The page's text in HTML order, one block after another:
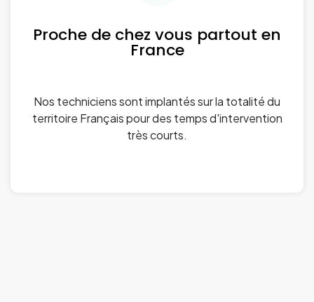
Proche de chez vous partout en
France
Nos techniciens sont implantés sur la totalité du
territoire Français pour des temps d'intervention
très courts.